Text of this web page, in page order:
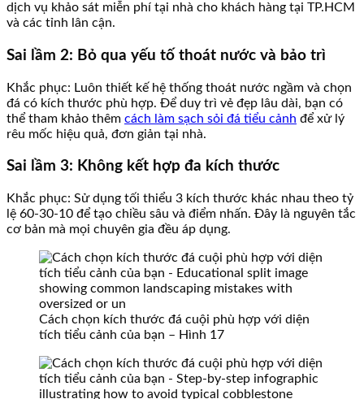
dịch vụ khảo sát miễn phí tại nhà cho khách hàng tại TP.HCM
và các tỉnh lân cận.
Sai lầm 2: Bỏ qua yếu tố thoát nước và bảo trì
Khắc phục: Luôn thiết kế hệ thống thoát nước ngầm và chọn
đá có kích thước phù hợp. Để duy trì vẻ đẹp lâu dài, bạn có
thể tham khảo thêm cách làm sạch sỏi đá tiểu cảnh để xử lý
rêu mốc hiệu quả, đơn giản tại nhà.
Sai lầm 3: Không kết hợp đa kích thước
Khắc phục: Sử dụng tối thiểu 3 kích thước khác nhau theo tỷ
lệ 60-30-10 để tạo chiều sâu và điểm nhấn. Đây là nguyên tắc
cơ bản mà mọi chuyên gia đều áp dụng.
Cách chọn kích thước đá cuội phù hợp với diện
tích tiểu cảnh của bạn – Hình 17